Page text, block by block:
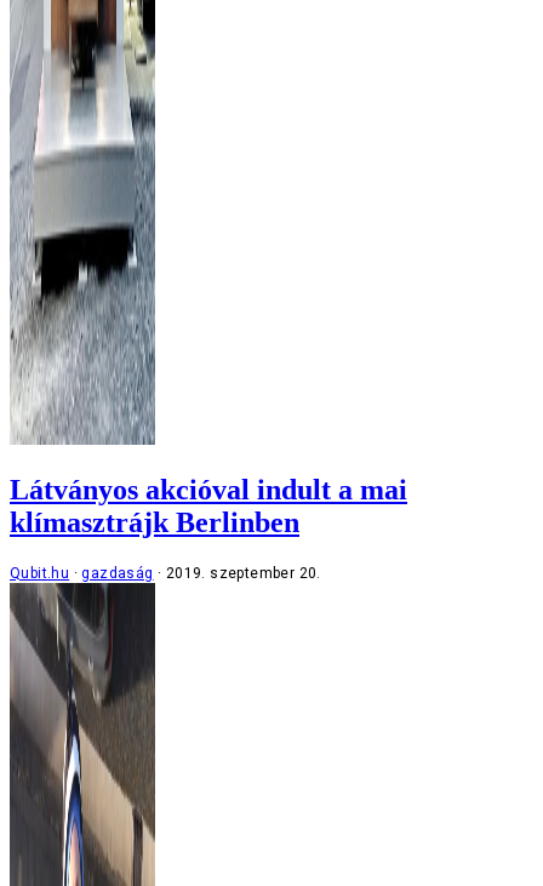
Látványos akcióval indult a mai
klímasztrájk Berlinben
Qubit.hu gazdaság 2019. szeptember 20.